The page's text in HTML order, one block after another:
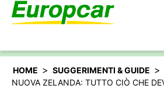
Italiano
HOME > SUGGERIMENTI & GUIDE >
NUOVA ZELANDA: TUTTO CIÒ CHE